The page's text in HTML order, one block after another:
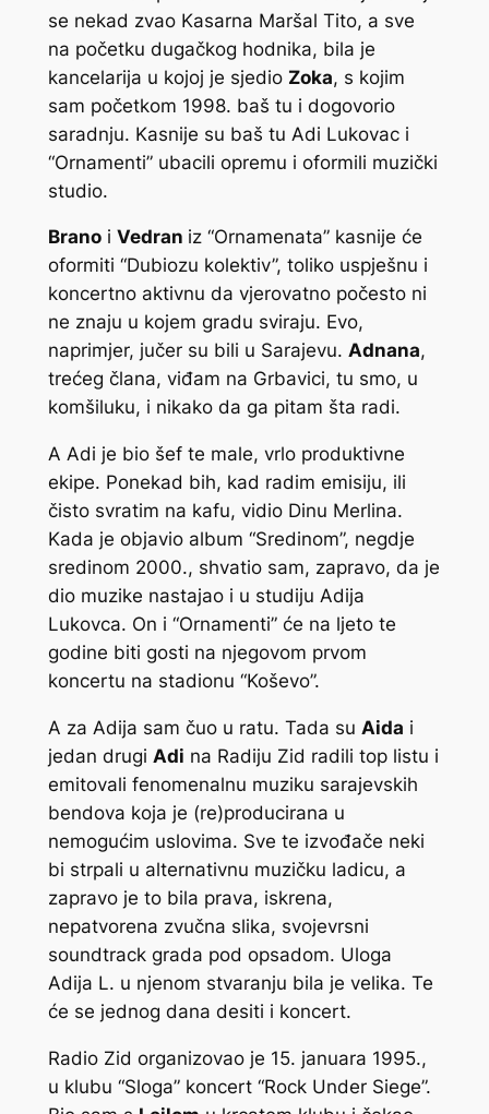
se nekad zvao Kasarna Maršal Tito, a sve
na početku dugačkog hodnika, bila je
kancelarija u kojoj je sjedio Zoka, s kojim
sam početkom 1998. baš tu i dogovorio
saradnju. Kasnije su baš tu Adi Lukovac i
“Ornamenti” ubacili opremu i oformili muzički
studio.
Branoi Vedran iz “Ornamenata” kasnije će
oformiti “Dubiozu kolektiv”, toliko uspješnu i
koncertno aktivnu da vjerovatno počesto ni
ne znaju u kojem gradu sviraju. Evo,
naprimjer, jučer su bili u Sarajevu. Adnana,
trećeg člana, viđam na Grbavici, tu smo, u
komšiluku, i nikako da ga pitam šta radi.
A Adi je bio šef te male, vrlo produktivne
ekipe. Ponekad bih, kad radim emisiju, ili
čisto svratim na kafu, vidio Dinu Merlina.
Kada je objavio album “Sredinom”, negdje
sredinom 2000., shvatio sam, zapravo, da je
dio muzike nastajao i u studiju Adija
Lukovca. On i “Ornamenti” će na ljeto te
godine biti gosti na njegovom prvom
koncertu na stadionu “Koševo”.
A za Adija sam čuo u ratu. Tada su Aida i
jedan drugi Adi na Radiju Zid radili top listu i
emitovali fenomenalnu muziku sarajevskih
bendova koja je (re)producirana u
nemogućim uslovima. Sve te izvođače neki
bi strpali u alternativnu muzičku ladicu, a
zapravo je to bila prava, iskrena,
nepatvorena zvučna slika, svojevrsni
soundtrack grada pod opsadom. Uloga
Adija L. u njenom stvaranju bila je velika. Te
će se jednog dana desiti i koncert.
Radio Zid organizovao je 15. januara 1995.,
u klubu “Sloga” koncert “Rock Under Siege”.